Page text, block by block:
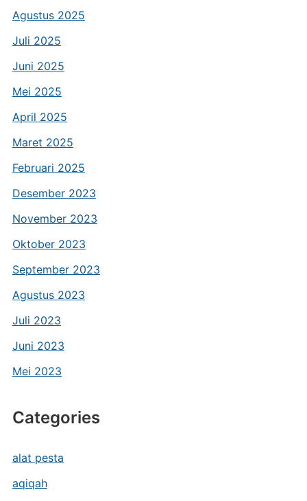
Agustus 2025
Juli 2025
Juni 2025
Mei 2025
April 2025
Maret 2025
Februari 2025
Desember 2023
November 2023
Oktober 2023
September 2023
Agustus 2023
Juli 2023
Juni 2023
Mei 2023
Categories
alat pesta
aqiqah